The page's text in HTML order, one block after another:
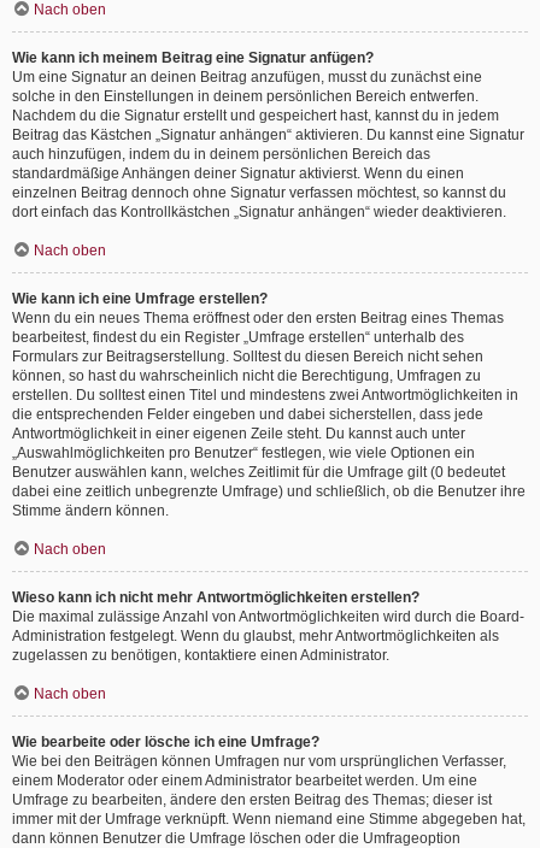
Nach oben
Wie kann ich meinem Beitrag eine Signatur anfügen?
Um eine Signatur an deinen Beitrag anzufügen, musst du zunächst eine
solche in den Einstellungen in deinem persönlichen Bereich entwerfen.
Nachdem du die Signatur erstellt und gespeichert hast, kannst du in jedem
Beitrag das Kästchen „Signatur anhängen“ aktivieren. Du kannst eine Signatur
auch hinzufügen, indem du in deinem persönlichen Bereich das
standardmäßige Anhängen deiner Signatur aktivierst. Wenn du einen
einzelnen Beitrag dennoch ohne Signatur verfassen möchtest, so kannst du
dort einfach das Kontrollkästchen „Signatur anhängen“ wieder deaktivieren.
Nach oben
Wie kann ich eine Umfrage erstellen?
Wenn du ein neues Thema eröffnest oder den ersten Beitrag eines Themas
bearbeitest, findest du ein Register „Umfrage erstellen“ unterhalb des
Formulars zur Beitragserstellung. Solltest du diesen Bereich nicht sehen
können, so hast du wahrscheinlich nicht die Berechtigung, Umfragen zu
erstellen. Du solltest einen Titel und mindestens zwei Antwortmöglichkeiten in
die entsprechenden Felder eingeben und dabei sicherstellen, dass jede
Antwortmöglichkeit in einer eigenen Zeile steht. Du kannst auch unter
„Auswahlmöglichkeiten pro Benutzer“ festlegen, wie viele Optionen ein
Benutzer auswählen kann, welches Zeitlimit für die Umfrage gilt (0 bedeutet
dabei eine zeitlich unbegrenzte Umfrage) und schließlich, ob die Benutzer ihre
Stimme ändern können.
Nach oben
Wieso kann ich nicht mehr Antwortmöglichkeiten erstellen?
Die maximal zulässige Anzahl von Antwortmöglichkeiten wird durch die Board-
Administration festgelegt. Wenn du glaubst, mehr Antwortmöglichkeiten als
zugelassen zu benötigen, kontaktiere einen Administrator.
Nach oben
Wie bearbeite oder lösche ich eine Umfrage?
Wie bei den Beiträgen können Umfragen nur vom ursprünglichen Verfasser,
einem Moderator oder einem Administrator bearbeitet werden. Um eine
Umfrage zu bearbeiten, ändere den ersten Beitrag des Themas; dieser ist
immer mit der Umfrage verknüpft. Wenn niemand eine Stimme abgegeben hat,
dann können Benutzer die Umfrage löschen oder die Umfrageoption